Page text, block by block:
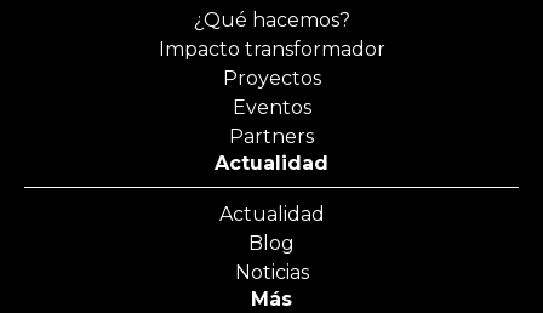
¿Qué hacemos?
Impacto transformador
Proyectos
Eventos
Partners
Actualidad
Actualidad
Blog
Noticias
Más